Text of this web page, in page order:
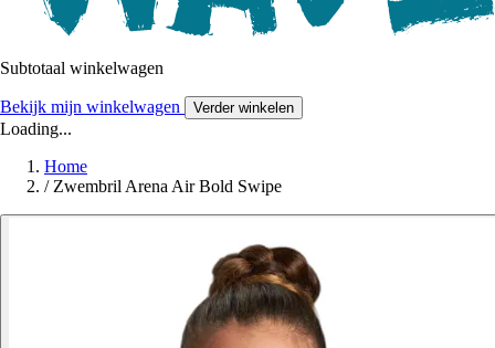
Subtotaal winkelwagen
Bekijk mijn winkelwagen Verder winkelen
Loading...
Home
/ Zwembril Arena Air Bold Swipe